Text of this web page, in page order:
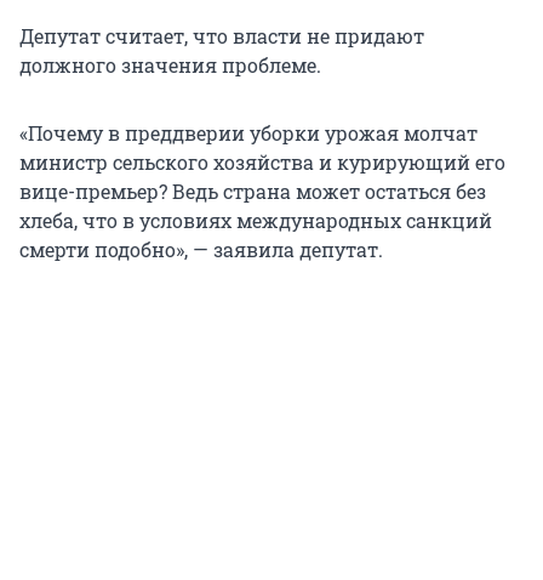
Депутат считает, что власти не придают
должного значения проблеме.
«Почему в преддверии уборки урожая молчат
министр сельского хозяйства и курирующий его
вице-премьер? Ведь страна может остаться без
хлеба, что в условиях международных санкций
смерти подобно», — заявила депутат.